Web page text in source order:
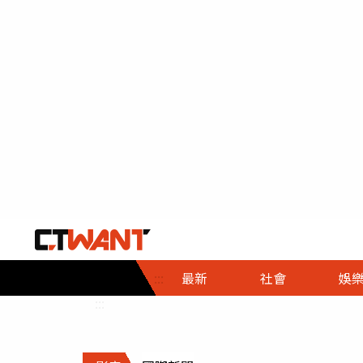
::: 最新 社會
社會首頁
時事
調查
娛樂
娛樂首頁
即時
財經首頁
熱線
政